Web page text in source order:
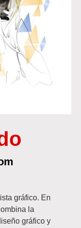
gráfico. En
la
gráfico y